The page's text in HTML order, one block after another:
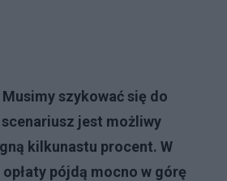
szykować się do
jest możliwy
kilkunastu procent. W
pójdą mocno w górę